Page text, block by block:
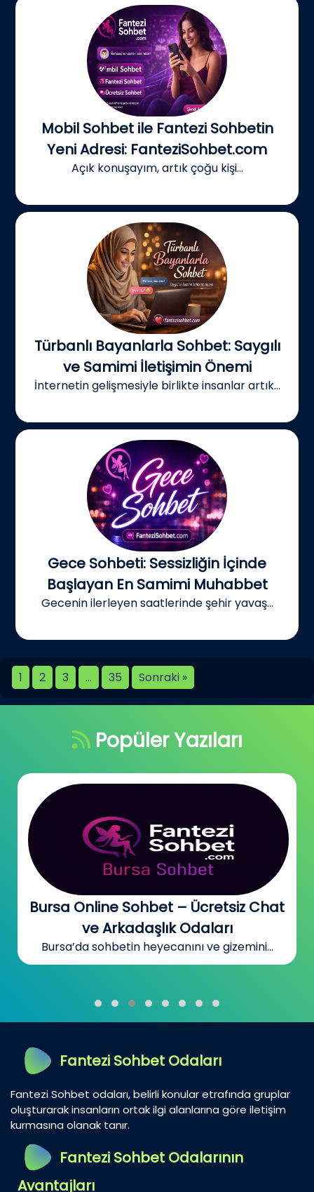
Mobil Sohbet ile Fantezi Sohbetin
Yeni Adresi: FanteziSohbet.com
Açık konuşayım, artık çoğu kişi...
Türbanlı Bayanlarla Sohbet: Saygılı
ve Samimi İletişimin Önemi
İnternetin gelişmesiyle birlikte insanlar artık...
Gece Sohbeti: Sessizliğin İçinde
Başlayan En Samimi Muhabbet
Gecenin ilerleyen saatlerinde şehir yavaş...
1 2 3 … 35 Sonraki »
Popüler Yazıları
Bursa Online Sohbet – Ücretsiz Chat
ve Arkadaşlık Odaları
Bursa’da sohbetin heyecanını ve gizemini...
Fantezi Sohbet Odaları
Fantezi Sohbet odaları, belirli konular etrafında gruplar
oluşturarak insanların ortak ilgi alanlarına göre iletişim
kurmasına olanak tanır.
Fantezi Sohbet Odalarının
Avantajları